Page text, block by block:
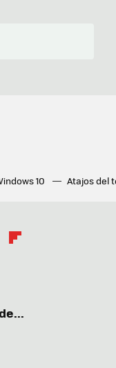
10 Atajos del